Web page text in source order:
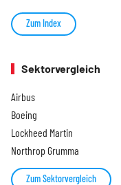
Zum Index
Sektorvergleich
Airbus
Boeing
Lockheed Martin
Northrop Grumma
Zum Sektorvergleich